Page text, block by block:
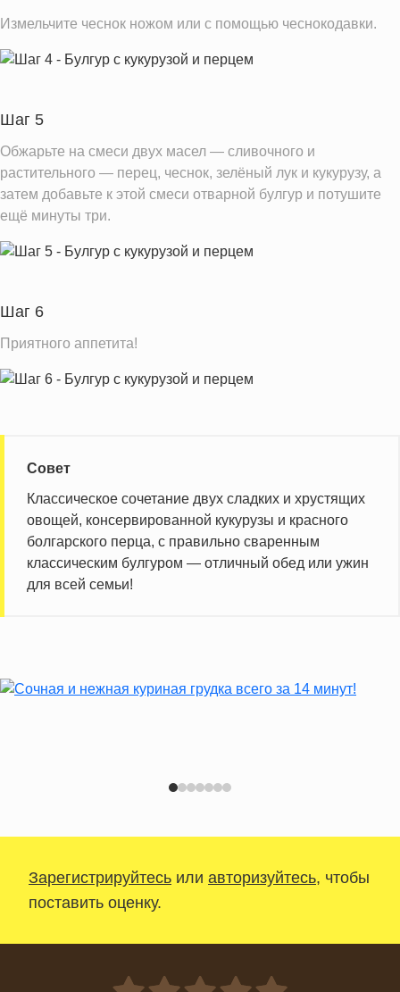
Измельчите чеснок ножом или с помощью чеснокодавки.
Шаг 5
Обжарьте на смеси двух масел — сливочного и
растительного — перец, чеснок, зелёный лук и кукурузу, а
затем добавьте к этой смеси отварной булгур и потушите
ещё минуты три.
Шаг 6
Приятного аппетита!
Совет
Классическое сочетание двух сладких и хрустящих
овощей, консервированной кукурузы и красного
болгарского перца, с правильно сваренным
классическим булгуром — отличный обед или ужин
для всей семьи!
Зарегистрируйтесь или авторизуйтесь, чтобы
поставить оценку.